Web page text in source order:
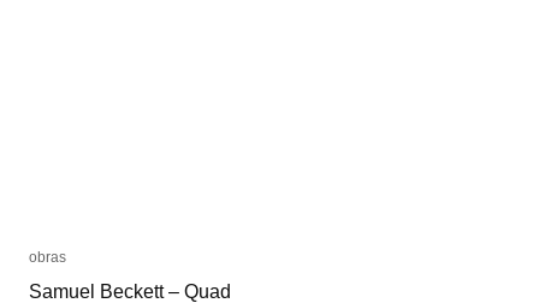
obras
Samuel Beckett – Quad
obras
Samuel Beckett – Quad